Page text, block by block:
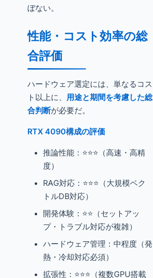
ぼない。
性能・コスト効率の総
合評価
ハードウェア選定には、単なるコス
ト以上に、 用途と期間を考慮した総
合判断が必要だ。
RTX 4090構成の評価
推論性能：⭐⭐⭐（高速・高精
度）
RAG対応：⭐⭐⭐（大規模ベク
トルDB対応）
開発体験：⭐⭐（セットアッ
プ・トラブル対応が複雑）
ハードウェア管理：中程度（発
熱・冷却対応必須）
拡張性：⭐⭐⭐（複数GPU搭載